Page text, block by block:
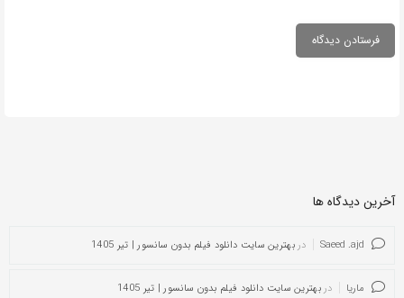
آخرین دیدگاه ها
Saeed .ajd در بهترین سایت دانلود فیلم بدون سانسور | تیر 1405
ماریا در بهترین سایت دانلود فیلم بدون سانسور | تیر 1405